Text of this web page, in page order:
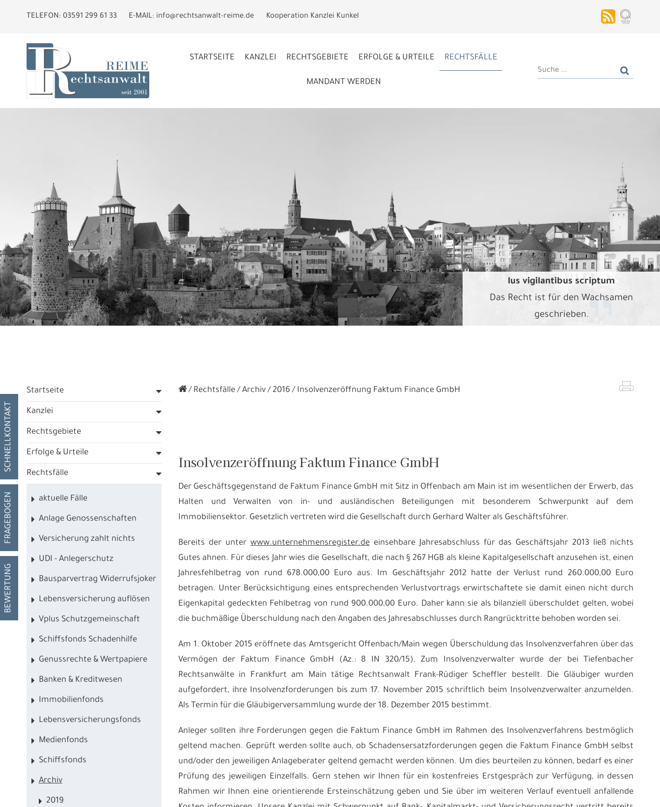
TELEFON: 03591 299 61 33 E-MAIL: info@rechtsanwalt-reime.de Kooperation Kanzlei Kunkel
STARTSEITE KANZLEI RECHTSGEBIETE ERFOLGE & URTEILE RECHTSFÄLLE
MANDANT WERDEN
SCHNELLKONTAKT
FRAGEBOGEN
BEWERTUNG
lus vigilantibus scriptum
Das Recht ist für den Wachsamen
geschrieben.
Startseite
Kanzlei
Rechtsgebiete
Erfolge & Urteile
Rechtsfälle
aktuelle Fälle
Anlage Genossenschaften
Versicherung zahlt nichts
UDI - Anlegerschutz
Bausparvertrag Widerrufsjoker
Lebensversicherung auflösen
Vplus Schutzgemeinschaft
Schiffsfonds Schadenhilfe
Genussrechte & Wertpapiere
Banken & Kreditwesen
Immobilienfonds
Lebensversicherungsfonds
Medienfonds
Schiffsfonds
Archiv
2019
Rechtsfälle Archiv 2016 Insolvenzeröffnung Faktum Finance GmbH
Insolvenzeröffnung Faktum Finance GmbH
Der Geschäftsgegenstand de Faktum Finance GmbH mit Sitz in Offenbach am Main ist im wesentlichen der Erwerb, das
Halten und Verwalten von in- und ausländischen Beteiligungen mit besonderem Schwerpunkt auf dem
Immobiliensektor. Gesetzlich vertreten wird die Gesellschaft durch Gerhard Walter als Geschäftsführer.
Bereits der unterwww.unternehmensregister.deeinsehbare Jahresabschluss für das Geschäftsjahr 2013 ließ nichts
Gutes ahnen. Für dieses Jahr wies die Gesellschaft, die nach § 267 HGB als kleine Kapitalgesellschaft anzusehen ist, einen
Jahresfehlbetrag von rund 678.000,00 Euro aus. Im Geschäftsjahr 2012 hatte der Verlust rund 260.000,00 Euro
betragen. Unter Berücksichtigung eines entsprechenden Verlustvortrags erwirtschaftete sie damit einen nicht durch
Eigenkapital gedeckten Fehlbetrag von rund 900.000,00 Euro. Daher kann sie als bilanziell überschuldet gelten, wobei
die buchmäßige Überschuldung nach den Angaben des Jahresabschlusses durch Rangrücktritte behoben worden sei.
Am 1. Oktober 2015 eröffnete das Amtsgericht Offenbach/Main wegen Überschuldung das Insolvenzverfahren über das
Vermögen der Faktum Finance GmbH (Az.: 8 IN 320/15). Zum Insolvenzverwalter wurde der bei
Tiefenbacher
Rechtsanwälte in Frankfurt am Main tätige Rechtsanwalt Frank-Rüdiger Scheffler bestellt. Die Gläubiger wurden
aufgefordert, ihre Insolvenzforderungen bis zum 17. November 2015 schriftlich beim Insolvenzverwalter anzumelden.
Als Termin für die Gläubigerversammlung wurde der 18. Dezember 2015 bestimmt.
Anleger sollten ihre Forderungen gegen die Faktum Finance GmbH im Rahmen des Insolvenzverfahrens bestmöglich
geltend machen. Geprüft werden sollte auch, ob Schadensersatzforderungen gegen die Faktum Finance GmbH selbst
und/oder den jeweiligen Anlageberater geltend gemacht werden können. Um dies beurteilen zu können, bedarf es einer
Prüfung des jeweiligen Einzelfalls. Gern stehen wir Ihnen für ein kostenfreies Erstgespräch zur Verfügung, in dessen
Rahmen wir Ihnen eine orientierende Ersteinschätzung geben und Sie über im weiteren Verlauf eventuell anfallende